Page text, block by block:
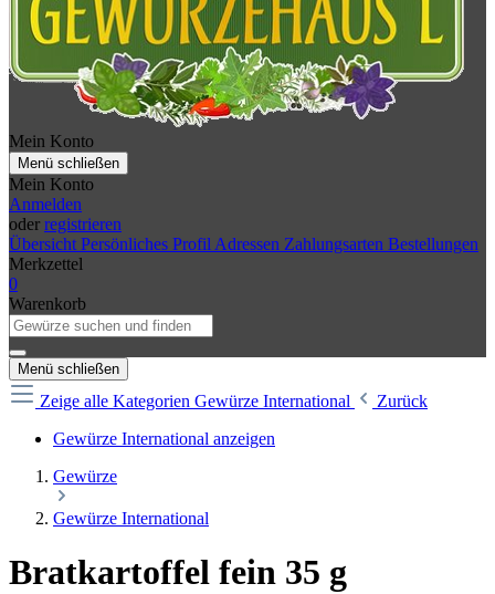
Mein Konto
Menü schließen
Mein Konto
Anmelden
oder registrieren
Übersicht Persönliches Profil Adressen Zahlungsarten Bestellungen
Merkzettel
0
Warenkorb
Menü schließen
Zeige alle Kategorien Gewürze International
Zurück
Gewürze International anzeigen
Gewürze
Gewürze International
Bratkartoffel fein 35 g